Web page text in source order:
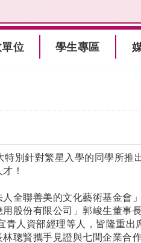
位 學生專區
別針對繁星入學的同學所推
！
全聯善美的文化藝術基金會
股份有限公司」郭峻生董事
青人資部經理等人，皆隆重出
聰賢攜手見證與七間企業合作